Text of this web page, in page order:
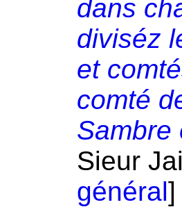
dans
diviséz
et
comté
Sambre
Sieur
général]